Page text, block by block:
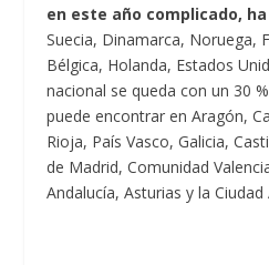
en este año complicado,
Suecia, Dinamarca, Noruega,
Bélgica, Holanda, Estados
nacional se queda con un 30
puede encontrar en Aragón,
Rioja, País Vasco, Galicia,
de Madrid, Comunidad
Andalucía, Asturias y la